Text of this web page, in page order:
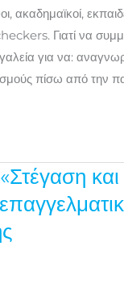
ακαδημαϊκοί,
Γιατί να
για να:
πίσω από την
και